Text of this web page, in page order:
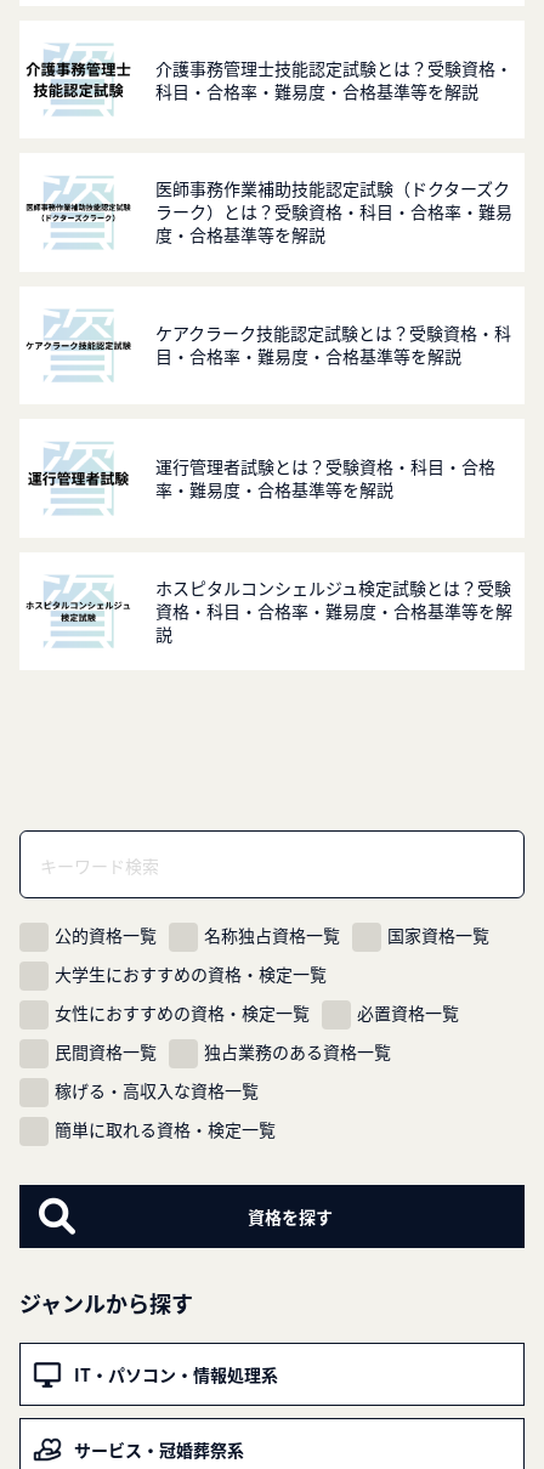
介護事務管理士技能認定試験とは？受験資格・
科目・合格率・難易度・合格基準等を解説
医師事務作業補助技能認定試験（ドクターズク
ラーク）とは？受験資格・科目・合格率・難易
度・合格基準等を解説
ケアクラーク技能認定試験とは？受験資格・科
目・合格率・難易度・合格基準等を解説
運⾏管理者試験とは？受験資格・科目・合格
率・難易度・合格基準等を解説
ホスピタルコンシェルジュ検定試験とは？受験
資格・科目・合格率・難易度・合格基準等を解
説
公的資格一覧 名称独占資格一覧
国家資格一覧
大学生におすすめの資格・検定一覧
女性におすすめの資格・検定一覧
必置資格一覧
民間資格一覧
独占業務のある資格一覧
稼げる・高収入な資格一覧
簡単に取れる資格・検定一覧
ジャンルから探す
IT・パソコン・情報処理系
サービス・冠婚葬祭系